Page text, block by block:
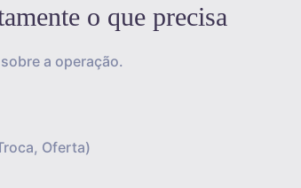
o que precisa
a operação.
Oferta)